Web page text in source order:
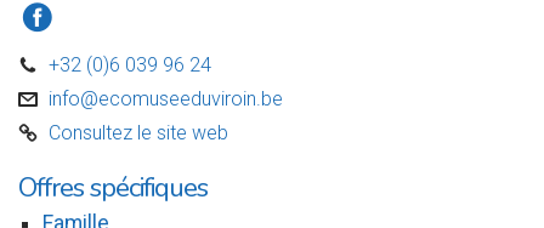
a
D +32 (0)6 039 96 24
v info@ecomuseeduviroin.be
C Consultez le site web
Offres spécifiques